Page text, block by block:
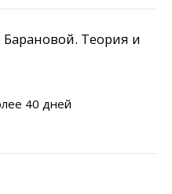
Теория и
40 дней